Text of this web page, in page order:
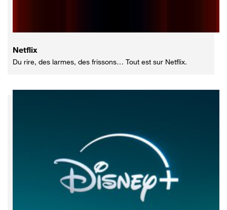
Netflix
Du rire, des larmes, des frissons… Tout est sur Netflix.